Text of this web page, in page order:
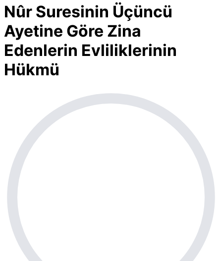
Nûr Suresinin Üçüncü
Ayetine Göre Zina
Edenlerin Evliliklerinin
Hükmü